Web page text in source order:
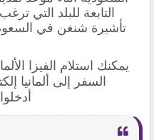
التابعة للبلد التي
يمكنك استلام الفيزا
السفر إلى ألمانيا